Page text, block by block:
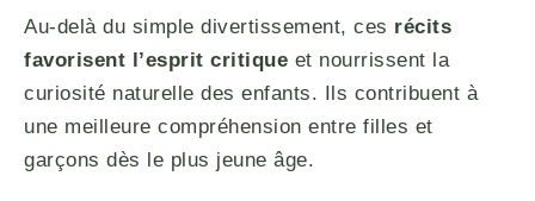
Au-delà du simple divertissement, ces récits
favorisent l’esprit critique et nourrissent la
curiosité naturelle des enfants. Ils contribuent à
une meilleure compréhension entre filles et
garçons dès le plus jeune âge.